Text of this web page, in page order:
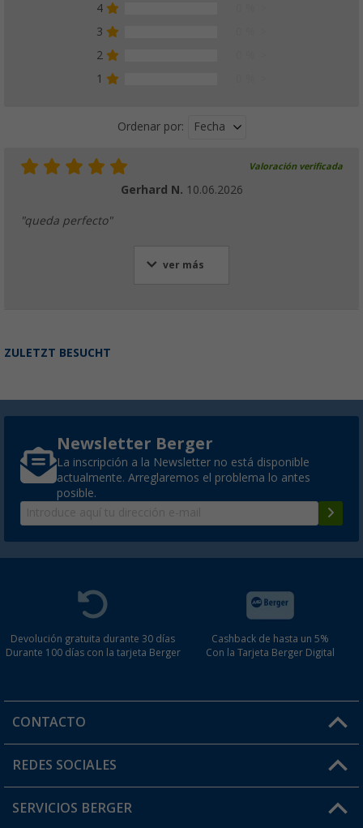
4
3
2
1
Ordenar por: Fecha
Valoración verificada
Gerhard N. 10.06.2026
"queda perfecto"
ver más
ZULETZT BESUCHT
Newsletter Berger
La inscripción a la Newsletter no está disponible
actualmente. Arreglaremos el problema lo antes
posible.
Devolución gratuita durante 30 días
Durante 100 días con la tarjeta Berger
Cashback de hasta un 5%
Con la Tarjeta Berger Digital
CONTACTO
Horario de atención al cliente:
¿Tienes alguna duda?
REDES SOCIALES
SERVICIOS BERGER